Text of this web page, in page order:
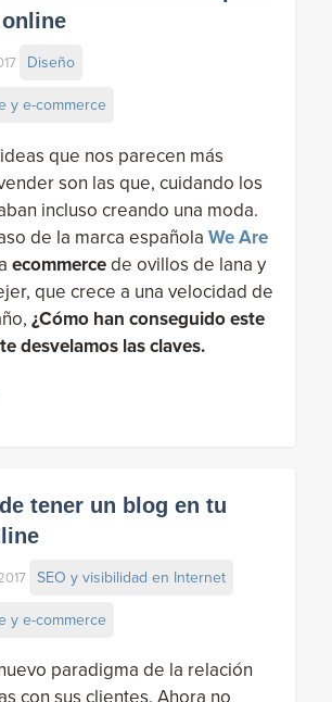
Diseño
y e-commerce
que nos parecen más
son las que, cuidando los
incluso creando una moda.
de la marca española We Are
ecommercede ovillos de lana y
que crece a una velocidad de
¿Cómo han conseguido este
desvelamos las claves.
tener un blog en tu
SEO y visibilidad en Internet
y e-commerce
paradigma de la relación
con sus clientes. Ahora no